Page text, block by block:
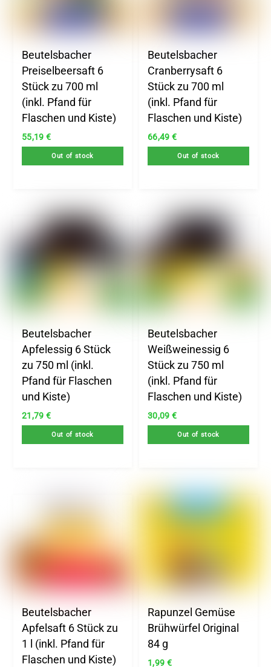
Beutelsbacher
Preiselbeersaft 6
Stück zu 700 ml
(inkl. Pfand für
Flaschen und Kiste)
55,19 €
Out of stock
Beutelsbacher
Cranberrysaft 6
Stück zu 700 ml
(inkl. Pfand für
Flaschen und Kiste)
66,49 €
Out of stock
Beutelsbacher
Apfelessig 6 Stück
zu 750 ml (inkl.
Pfand für Flaschen
und Kiste)
21,79 €
Out of stock
Beutelsbacher
Weißweinessig 6
Stück zu 750 ml
(inkl. Pfand für
Flaschen und Kiste)
30,09 €
Out of stock
Beutelsbacher
Apfelsaft 6 Stück zu
1 l (inkl. Pfand für
Flaschen und Kiste)
Rapunzel Gemüse
Brühwürfel Original
84 g
1,99 €